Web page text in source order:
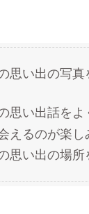
思い出の写
思い出話をよ
えるのが楽し
思い出の場所